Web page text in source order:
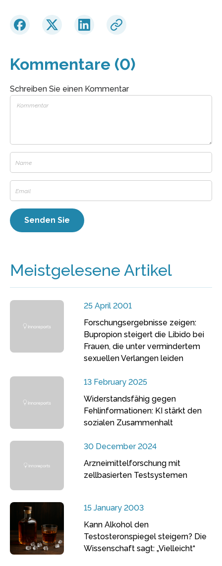
Kommentare (0)
Schreiben Sie einen Kommentar
Meistgelesene Artikel
25 April 2001
Forschungsergebnisse zeigen:
Bupropion steigert die Libido bei
Frauen, die unter vermindertem
sexuellen Verlangen leiden
13 February 2025
Widerstandsfähig gegen
Fehlinformationen: KI stärkt den
sozialen Zusammenhalt
30 December 2024
Arzneimittelforschung mit
zellbasierten Testsystemen
15 January 2003
Kann Alkohol den
Testosteronspiegel steigern? Die
Wissenschaft sagt: „Vielleicht“